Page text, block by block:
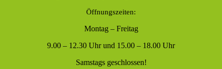
Öffnungszeiten:
Montag – Freitag
9.00 – 12.30 Uhr und 15.00 – 18.00 Uhr
Samstags geschlossen!